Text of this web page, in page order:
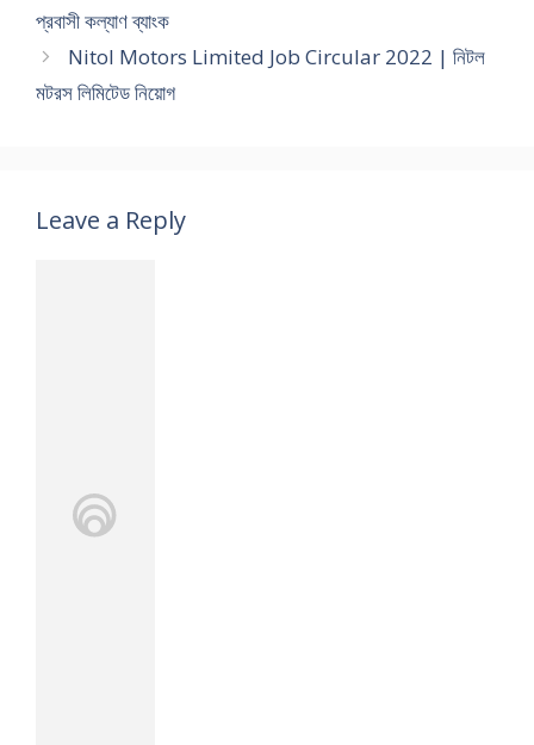
প্রবাসী কল্যাণ ব্যাংক
Nitol Motors Limited Job Circular 2022 | নিটল
মটরস লিমিটেড নিয়োগ
Leave a Reply